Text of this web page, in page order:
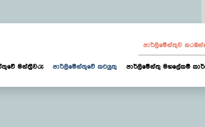
පාර්ලි‌මේන්තුව
මන්ත්‍රීවරු පාර්ලිමේන්තුවේ කටයුතු පාර්ලිමේන්තු මහලේකම්